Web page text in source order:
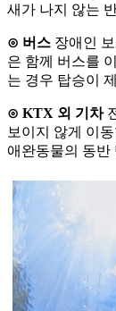
새가 나지 않는
⊙ 버스 장애인
은 함께 버스를
는 경우 탑승이
⊙ KTX 외 기차
보이지 않게 이
애완동물의 동반